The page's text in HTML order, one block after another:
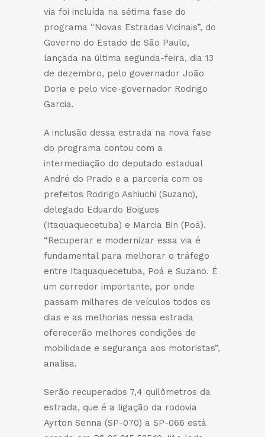
via foi incluída na sétima fase do
programa “Novas Estradas Vicinais”, do
Governo do Estado de São Paulo,
lançada na última segunda-feira, dia 13
de dezembro, pelo governador João
Doria e pelo vice-governador Rodrigo
Garcia.
A inclusão dessa estrada na nova fase
do programa contou com a
intermediação do deputado estadual
André do Prado e a parceria com os
prefeitos Rodrigo Ashiuchi (Suzano),
delegado Eduardo Boigues
(Itaquaquecetuba) e Marcia Bin (Poá).
“Recuperar e modernizar essa via é
fundamental para melhorar o tráfego
entre Itaquaquecetuba, Poá e Suzano. É
um corredor importante, por onde
passam milhares de veículos todos os
dias e as melhorias nessa estrada
oferecerão melhores condições de
mobilidade e segurança aos motoristas”,
analisa.
Serão recuperados 7,4 quilômetros da
estrada, que é a ligação da rodovia
Ayrton Senna (SP-070) a SP-066 está